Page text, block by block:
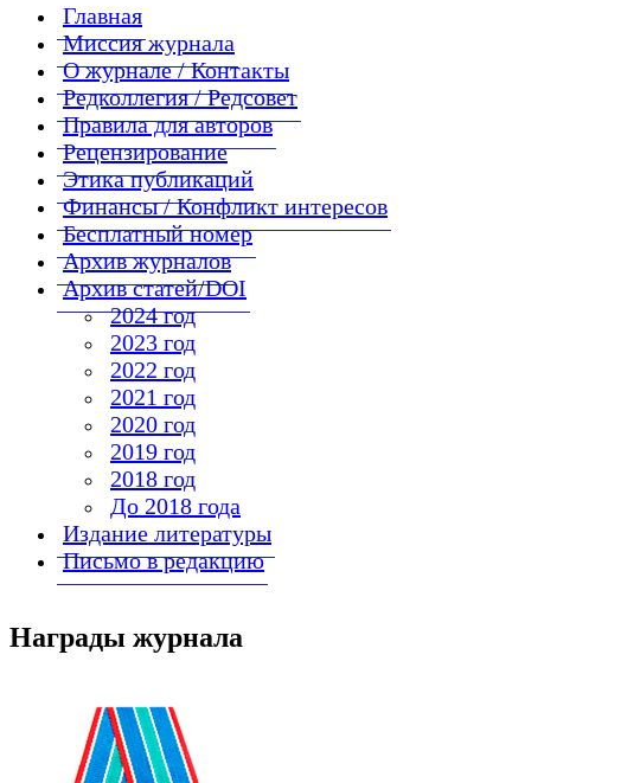
Главная
Миссия журнала
О журнале / Контакты
Редколлегия / Редсовет
Правила для авторов
Рецензирование
Этика публикаций
Финансы / Конфликт интересов
Бесплатный номер
Архив журналов
Архив статей/DOI
2024 год
2023 год
2022 год
2021 год
2020 год
2019 год
2018 год
До 2018 года
Издание литературы
Письмо в редакцию
Награды журнала